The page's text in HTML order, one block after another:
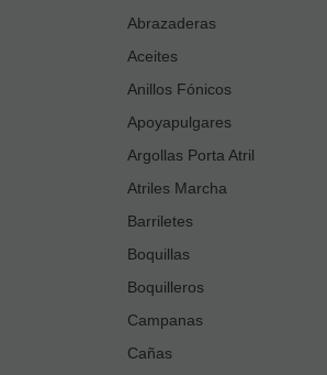
Abrazaderas
Aceites
Anillos Fónicos
Apoyapulgares
Argollas Porta Atril
Atriles Marcha
Barriletes
Boquillas
Boquilleros
Campanas
Cañas